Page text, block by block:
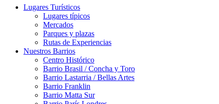
Lugares Turísticos
Lugares tí­picos
Mercados
Parques y plazas
Rutas de Experiencias
Nuestros Barrios
Centro Histórico
Barrio Brasil / Concha y Toro
Barrio Lastarria / Bellas Artes
Barrio Franklin
Barrio Matta Sur